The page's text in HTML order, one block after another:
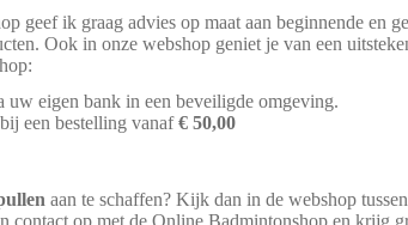
geef ik graag advies op maat aan beginnende
Ook in onze webshop geniet je van een
uw eigen bank in een beveiligde omgeving.
een bestelling vanaf€ 50,00
aan te schaffen? Kijk dan in de webshop
contact op met de Online Badmintonshop en krijg